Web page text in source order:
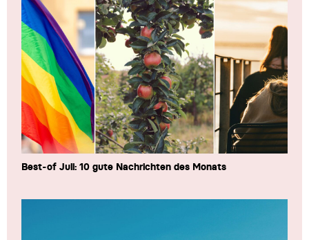
Best-of Juli: 10 gute Nachrichten des Monats